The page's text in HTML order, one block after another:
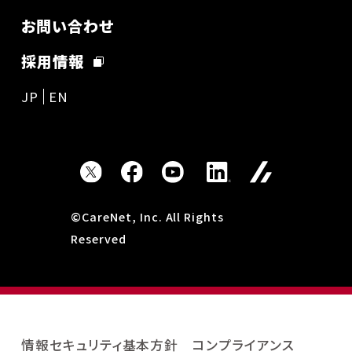
お問い合わせ
採用情報
JP EN
©CareNet, Inc. All Rights
Reserved
情報セキュリティ基本方針
コンプライアンス